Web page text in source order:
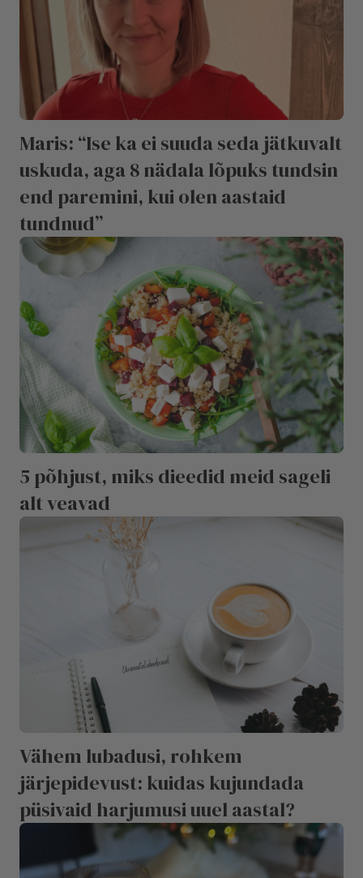
Maris: “Ise ka ei suuda seda jätkuvalt
uskuda, aga 8 nädala lõpuks tundsin
end paremini, kui olen aastaid
tundnud”
5 põhjust, miks dieedid meid sageli
alt veavad
Vähem lubadusi, rohkem
järjepidevust: kuidas kujundada
püsivaid harjumusi uuel aastal?